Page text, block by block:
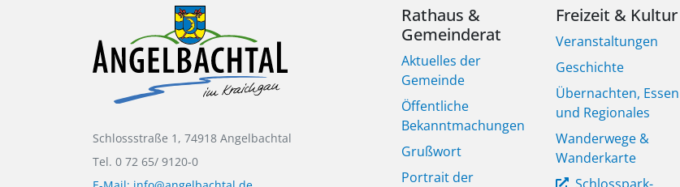
Schlossstraße 1, 74918 Angelbachtal
Tel. 0 72 65/ 9120-0
Rathaus &
Gemeinderat
Aktuelles der
Gemeinde
Öffentliche
Bekanntmachungen
Grußwort
Portrait der
Freizeit & Kultur
Veranstaltungen
Geschichte
Übernachten, Essen
und Regionales
Wanderwege &
Wanderkarte